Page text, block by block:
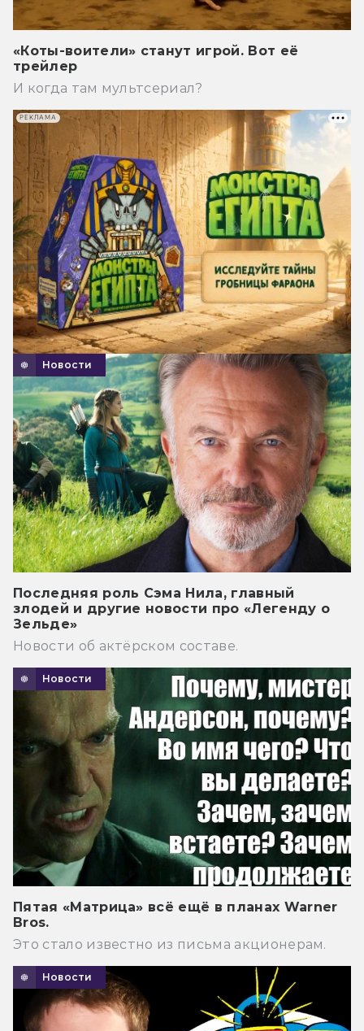
«Коты-воители» станут игрой. Вот её
трейлер
И когда там мультсериал?
Новости
Последняя роль Сэма Нила, главный
злодей и другие новости про «Легенду о
Зельде»
Новости об актёрском составе.
Новости
Пятая «Матрица» всё ещё в планах Warner
Bros.
Это стало известно из письма акционерам.
Новости
РЕКЛАМА